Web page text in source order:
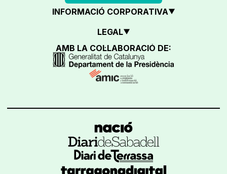
INFORMACIÓ CORPORATIVA
LEGAL
AMB LA COL·LABORACIÓ DE: